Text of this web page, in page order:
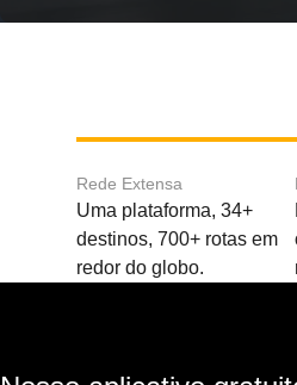
Rede Extensa
Uma plataforma, 34+
destinos, 700+ rotas em
redor do globo.